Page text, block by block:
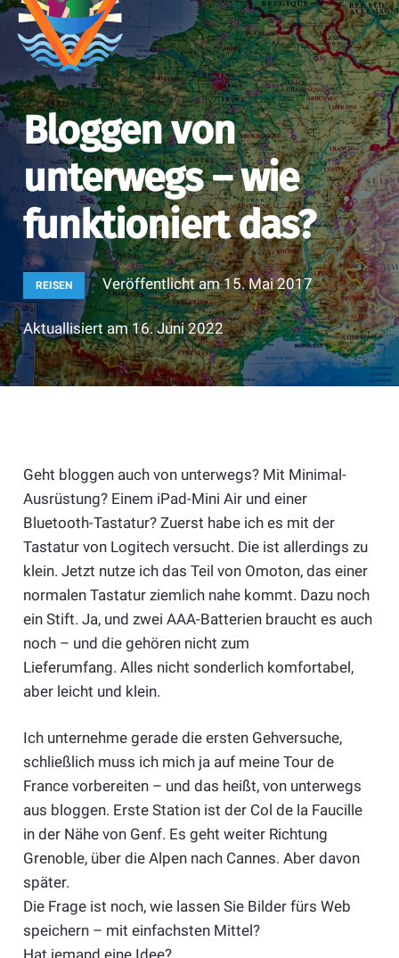
Bloggen von
unterwegs – wie
funktioniert das?
REISEN Veröffentlicht am15. Mai 2017
Aktuallisiert am16. Juni 2022
Geht bloggen auch von unterwegs? Mit Minimal-
Ausrüstung? Einem iPad-Mini Air und einer
Bluetooth-Tastatur? Zuerst habe ich es mit der
Tastatur von Logitech versucht. Die ist allerdings zu
klein. Jetzt nutze ich das Teil von Omoton, das einer
normalen Tastatur ziemlich nahe kommt. Dazu noch
ein Stift. Ja, und zwei AAA-Batterien braucht es auch
noch – und die gehören nicht zum
Lieferumfang. Alles nicht sonderlich komfortabel,
aber leicht und klein.
Ich unternehme gerade die ersten Gehversuche,
schließlich muss ich mich ja auf meine Tour de
France vorbereiten – und das heißt, von unterwegs
aus bloggen. Erste Station ist der Col de la Faucille
in der Nähe von Genf. Es geht weiter Richtung
Grenoble, über die Alpen nach Cannes. Aber davon
später.
Die Frage ist noch, wie lassen Sie Bilder fürs Web
speichern – mit einfachsten Mittel?